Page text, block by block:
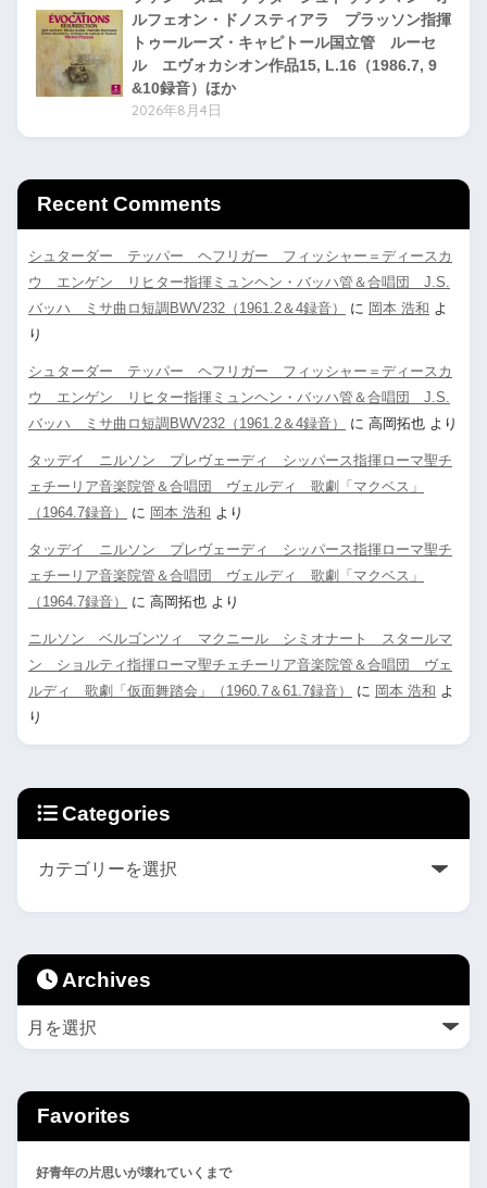
ルフェオン・ドノスティアラ プラッソン指揮
トゥールーズ・キャピトール国立管 ルーセ
ル エヴォカシオン作品15, L.16（1986.7, 9
&10録音）ほか
2026年8月4日
Recent Comments
シュターダー テッパー ヘフリガー フィッシャー＝ディースカ
ウ エンゲン リヒター指揮ミュンヘン・バッハ管＆合唱団 J.S.
バッハ ミサ曲ロ短調BWV232（1961.2＆4録音）
に 岡本 浩和 よ
り
シュターダー テッパー ヘフリガー フィッシャー＝ディースカ
ウ エンゲン リヒター指揮ミュンヘン・バッハ管＆合唱団 J.S.
バッハ ミサ曲ロ短調BWV232（1961.2＆4録音）
に 高岡拓也 より
タッデイ ニルソン プレヴェーディ シッパース指揮ローマ聖チ
ェチーリア音楽院管＆合唱団 ヴェルディ 歌劇「マクベス」
（1964.7録音）
に 岡本 浩和 より
タッデイ ニルソン プレヴェーディ シッパース指揮ローマ聖チ
ェチーリア音楽院管＆合唱団 ヴェルディ 歌劇「マクベス」
（1964.7録音）
に 高岡拓也 より
ニルソン ベルゴンツィ マクニール シミオナート スタールマ
ン ショルティ指揮ローマ聖チェチーリア音楽院管＆合唱団 ヴェ
ルディ 歌劇「仮面舞踏会」（1960.7＆61.7録音）
に 岡本 浩和 よ
り
Categories
Archives
Favorites
好青年の片思いが壊れていくまで